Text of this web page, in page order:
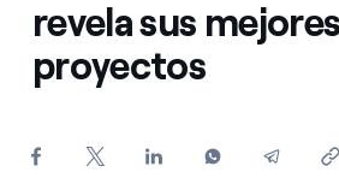
Compara nuestras tarifas de
Por cada kWh que ahorres, te
Contactos prensa
revela sus mejores
proyectos